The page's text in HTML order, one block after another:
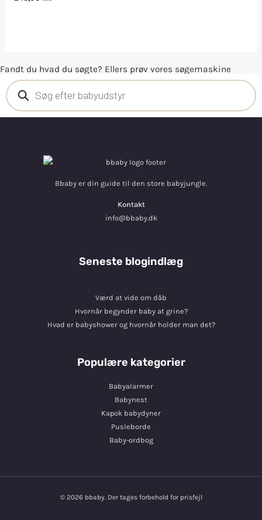
Fandt du hvad du søgte? Ellers prøv vores søgemaskine
Bbaby er din guide til den store babyjungle.
Kontakt
info@bbaby.dk
Seneste blogindlæg
Værd at vide om dåb
Hvornår begynder baby at grine?
Hvad er babyshower og hvornår holder man det?
Populære kategorier
Babyalarmer
Babynest
Kapok babydyner
Pusleborde
Baby-ordbog
© 2026 bbaby. Der tages forbehold for prisfejl